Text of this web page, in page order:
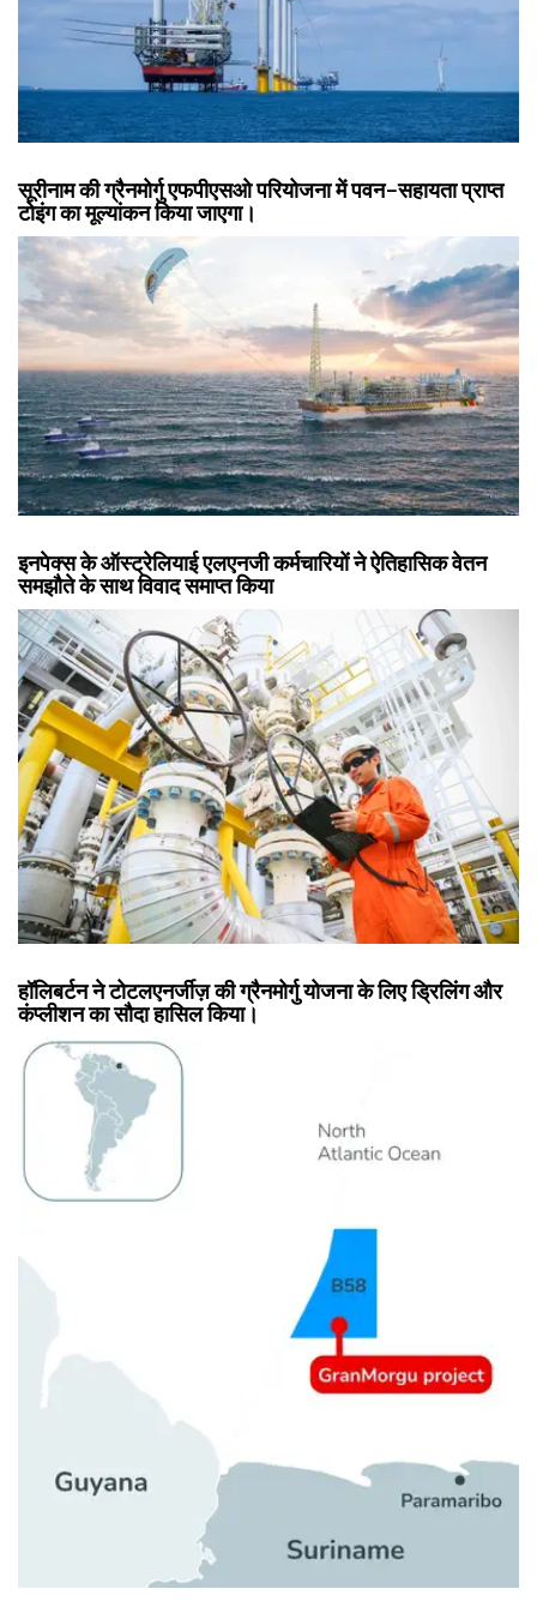
सूरीनाम की ग्रैनमोर्गु एफपीएसओ परियोजना में पवन-सहायता प्राप्त
टोइंग का मूल्यांकन किया जाएगा।
इनपेक्स के ऑस्ट्रेलियाई एलएनजी कर्मचारियों ने ऐतिहासिक वेतन
समझौते के साथ विवाद समाप्त किया
हॉलिबर्टन ने टोटलएनर्जीज़ की ग्रैनमोर्गु योजना के लिए ड्रिलिंग और
कंप्लीशन का सौदा हासिल किया।